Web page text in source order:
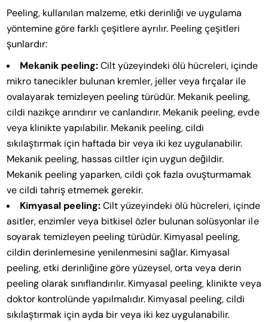
Peeling, kullanılan malzeme, etki derinliği ve uygulama
yöntemine göre farklı çeşitlere ayrılır. Peeling çeşitleri
şunlardır:
Mekanik peeling:Cilt yüzeyindeki ölü hücreleri, içinde
mikro tanecikler bulunan kremler, jeller veya fırçalar ile
ovalayarak temizleyen peeling türüdür. Mekanik peeling,
cildi nazikçe arındırır ve canlandırır. Mekanik peeling, evde
veya klinikte yapılabilir. Mekanik peeling, cildi
sıkılaştırmak için haftada bir veya iki kez uygulanabilir.
Mekanik peeling, hassas ciltler için uygun değildir.
Mekanik peeling yaparken, cildi çok fazla ovuşturmamak
ve cildi tahriş etmemek gerekir.
Kimyasal peeling:Cilt yüzeyindeki ölü hücreleri, içinde
asitler, enzimler veya bitkisel özler bulunan solüsyonlar ile
soyarak temizleyen peeling türüdür. Kimyasal peeling,
cildin derinlemesine yenilenmesini sağlar. Kimyasal
peeling, etki derinliğine göre yüzeysel, orta veya derin
peeling olarak sınıflandırılır. Kimyasal peeling, klinikte veya
doktor kontrolünde yapılmalıdır. Kimyasal peeling, cildi
sıkılaştırmak için ayda bir veya iki kez uygulanabilir.